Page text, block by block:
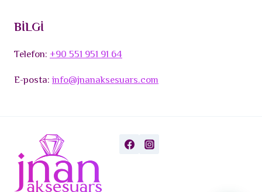
BİLGİ
Telefon:+90 551 951 91 64
E-posta:info@jnanaksesuars.com